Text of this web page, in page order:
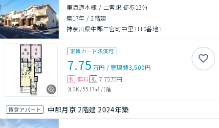
東海道本線 / 二宮駅 徒歩13分
築17年 /2階建
神奈川県中郡二宮町中里1110番地1
家賃カード決済可
7.75 万円 /管理費3,500円
敷 無料 礼 7.75万円
2LDK/55.17㎡ /1階
賃貸アパート 中郡月京 2階建 2024年築